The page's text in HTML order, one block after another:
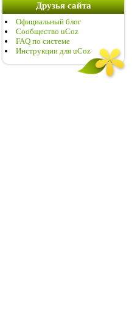
Друзья сайта
Официальный блог
Сообщество uCoz
FAQ по системе
Инструкции для uCoz